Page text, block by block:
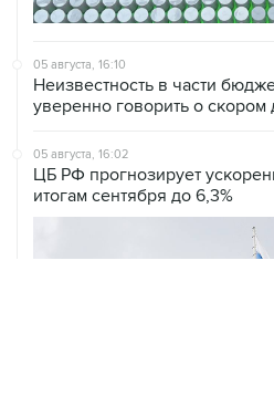
05 августа, 16:10
Неизвестность в части
уверенно говорить о скором
05 августа, 16:02
ЦБ РФ прогнозирует
итогам сентября до 6,3%